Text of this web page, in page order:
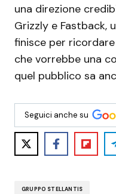
una direzione
Grizzly e Fastback,
finisce per
che vorrebbe una
quel pubblico sa
Seguici anche su
GRUPPO STELLANTIS